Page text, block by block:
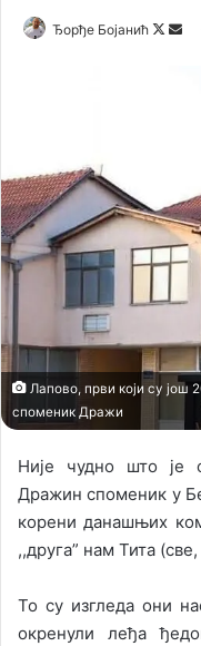
Ђорђе Бојанић
F
n
X
m
a
i
Лапово, први који су још
споменик Дражи
Није чудно што је
Дражин споменик у
корени данашњих
,,друга” нам Тита
То су изгледа они
окренули леђа